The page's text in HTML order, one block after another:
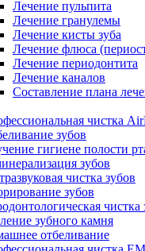
Лечение пульпита
Лечение гранулемы
Лечение кисты зуба
Лечение флюса
Лечение периодонтита
Лечение каналов
Составление плана
чистка
зубов
гигиене полости
зубов
чистка зубов
зубов
чистка
зубного камня
отбеливание